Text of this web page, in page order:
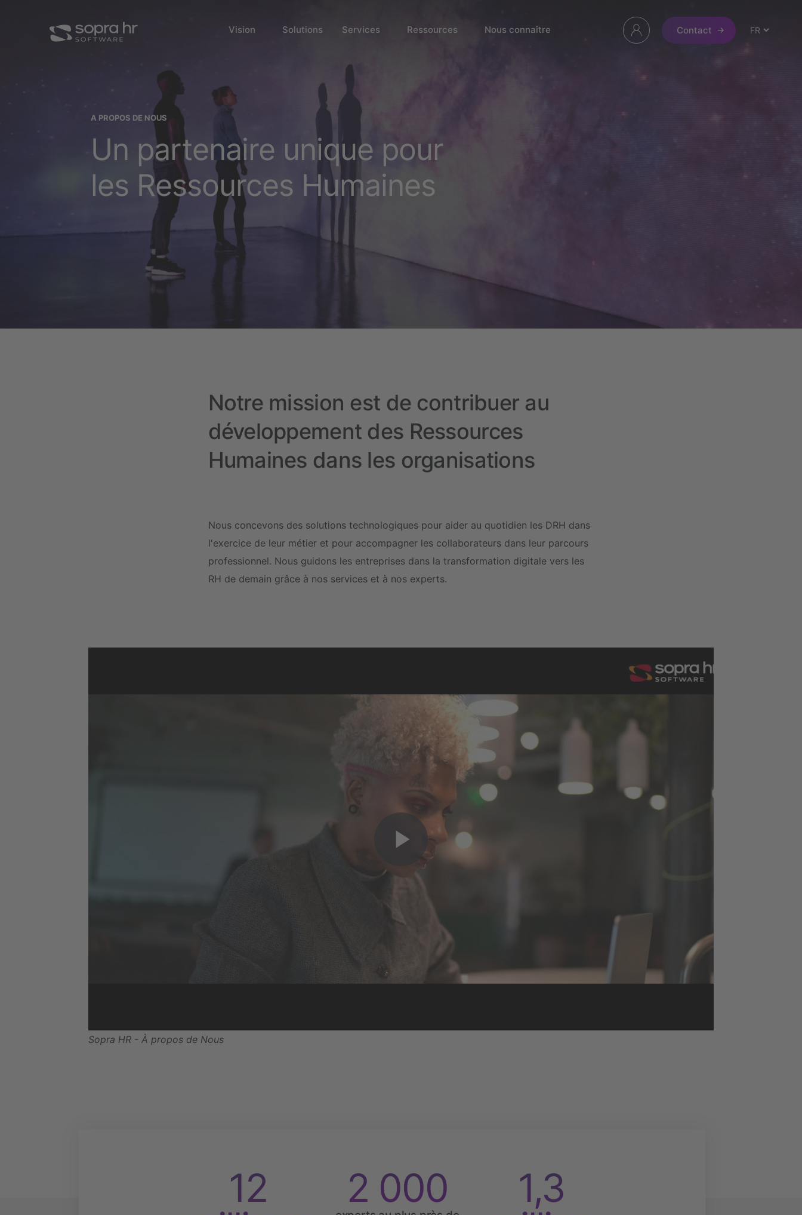
Vision Solutions Services Ressources Nous connaître Contact
A PROPOS DE NOUS
Un partenaire unique pour
les Ressources Humaines
Notre mission est de contribuer au
développement des Ressources
Humaines dans les organisations
Nous concevons des solutions technologiques pour aider au quotidien les DRH dans
l'exercice de leur métier et pour accompagner les collaborateurs dans leur parcours
professionnel. Nous guidons les entreprises dans la transformation digitale vers les
RH de demain grâce à nos services et à nos experts.
besoin de votre
service YouTube
Nous utilisons un service d'une partie tierce pour
intégrer certains contenus vidéos susceptibles
de collecter des données sur votre activité.
Veuillez consulter les détails et accepter le
service pour regarder cette vidéo.
En savoir plus
Accepter
Usercentrics Consent Management
Play
Video
Sopra HR - À propos de Nous
12
2 000
1,3